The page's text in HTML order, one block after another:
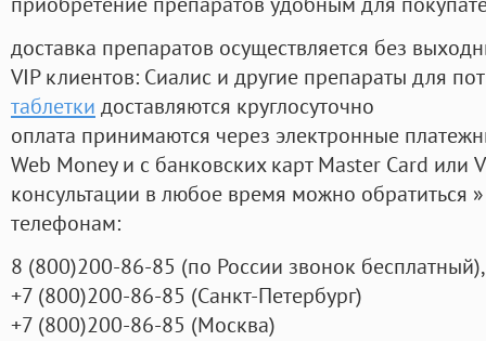
доставка препаратов осуществляется без
VIP клиентов: Сиалис и другие препараты для
таблетки доставляются круглосуточно
оплата принимаются через электронные
Web Money и с банковских карт Master Card или
консультации в любое время можно обратиться
телефонам:
8 (800)200-86-85 (по России звонок бесплатный),
+7 (800)200-86-85 (Санкт-Петербург)
+7 (800)200-86-85 (Москва)